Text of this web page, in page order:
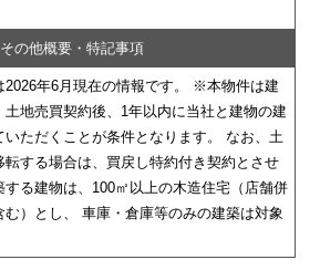
その他概要・特記事項
年6月現在の情報です。 ※本物件は建
地売買契約後、1年以内に当社と建物の建
ただくことが条件となります。 なお、土
する場合は、買戻し特約付き契約とさせ
る建物は、100㎡以上の木造住宅（店舗併
）とし、 車庫・倉庫等のみの建築は対象